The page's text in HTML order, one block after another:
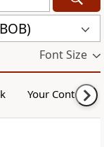
Font Size
Your Content